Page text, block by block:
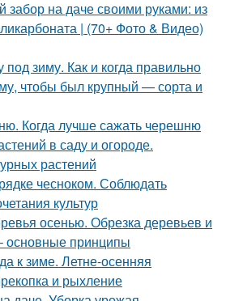
забор на даче своими руками: из
| (70+ Фото & Видео)
под зиму. Как и когда правильно
чтобы был крупный — сорта и
Когда лучше сажать черешню
в саду и огороде.
растений
чесноком. Соблюдать
культур
осенью. Обрезка деревьев и
основные принципы
к зиме. Летне-осенняя
и рыхление